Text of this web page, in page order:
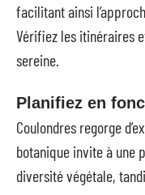
facilitant ainsi
Vérifiez les itinéraires
sereine.
Planifiez en
Coulondres regorge
botanique invite à une
diversité végétale,